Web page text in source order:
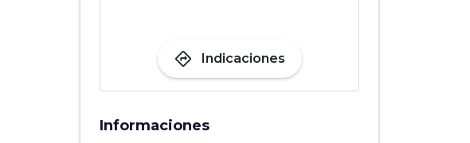
directions Indicaciones
Informaciones